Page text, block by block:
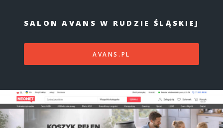
SALON AVANS W RUDZIE ŚLĄSKIEJ
AVANS.PL